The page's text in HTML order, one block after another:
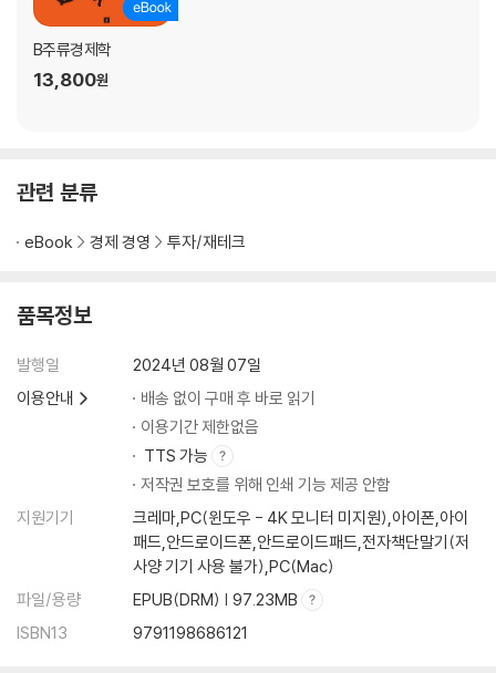
Q27. 미국 주식에 투자하는 이유는 월까?
Q28. 배당주로 제2의 월급 만들 수 있을까?
Q29. 이 주식, 지금 싼 걸까 비싼 걸까?
Q30. 세계 최고의 투자자가 투자하는 대로 따라할 방법은 없을까?
Q34. 투자는 하고 싶지만, 주식은 불안하다. 채권이 대안일까?
Q36. 최근 주목받은 리셀과 아트테크, 유의점은?
CHAPTER 4. 좋은 대출을 받는 방법
Q37. 빚 지는 건 나쁜 일일까?
Q38. 대출에도 종류가 있을까?
Q39. 성적이 낮아도 학자금대출을 받을 수 있을까?
Q40. 서울 사는데 지방은행에서 대출받아도 괜찮을까?
Q41. 신용점수를 자주 조회하면 점수가 떨어질까?
Q42. 신용대출은 얼마까지 받을 수 있을까?
Q43. 10억 원짜리 집을 사고 싶다면, 얼마를 모으고 얼마를 빌려야 할까?
Q44. 전세자금대출을 받아 다른 곳에 쓸 수 있을까?
Q45. 주거래은행이 가장 좋은 조건으로 돈을 빌려줄까?
Q46. 대출 이자를 최대한 적게 내려면 어떻게 해야 할까?
Q47. 고정금리와 변동금리, 둘 중 무엇을 선택해야 할까?
B주류경제학
13,800원
관련 분류
eBook 경제 경영 투자/재테크
품목정보
발행일
2024년 08월 07일
이용안내
배송 없이 구매 후 바로 읽기
이용기간 제한없음
TTS 가능
저작권 보호를 위해 인쇄 기능 제공 안함
지원기기
크레마,PC(윈도우 - 4K 모니터 미지원),아이폰,아이
패드,안드로이드폰,안드로이드패드,전자책단말기(저
사양 기기 사용 불가),PC(Mac)
파일/용량
EPUB(DRM) | 97.23MB
ISBN13
9791198686121